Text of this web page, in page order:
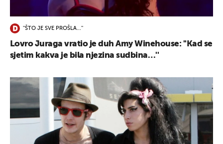
''ŠTO JE SVE PROŠLA...''
Lovro Juraga vratio je duh Amy Winehouse: ''Kad se
sjetim kakva je bila njezina sudbina…''